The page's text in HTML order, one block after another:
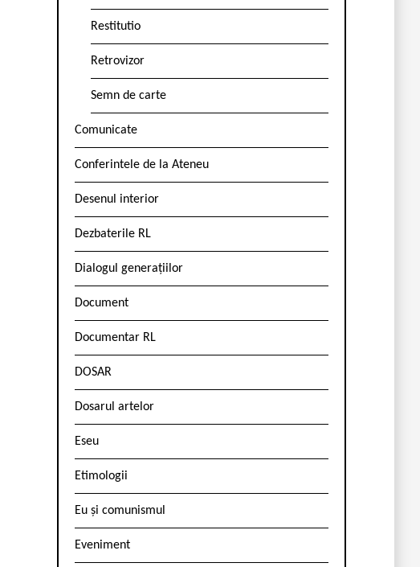
Restitutio
Retrovizor
Semn de carte
Comunicate
Conferintele de la Ateneu
Desenul interior
Dezbaterile RL
Dialogul generațiilor
Document
Documentar RL
DOSAR
Dosarul artelor
Eseu
Etimologii
Eu și comunismul
Eveniment